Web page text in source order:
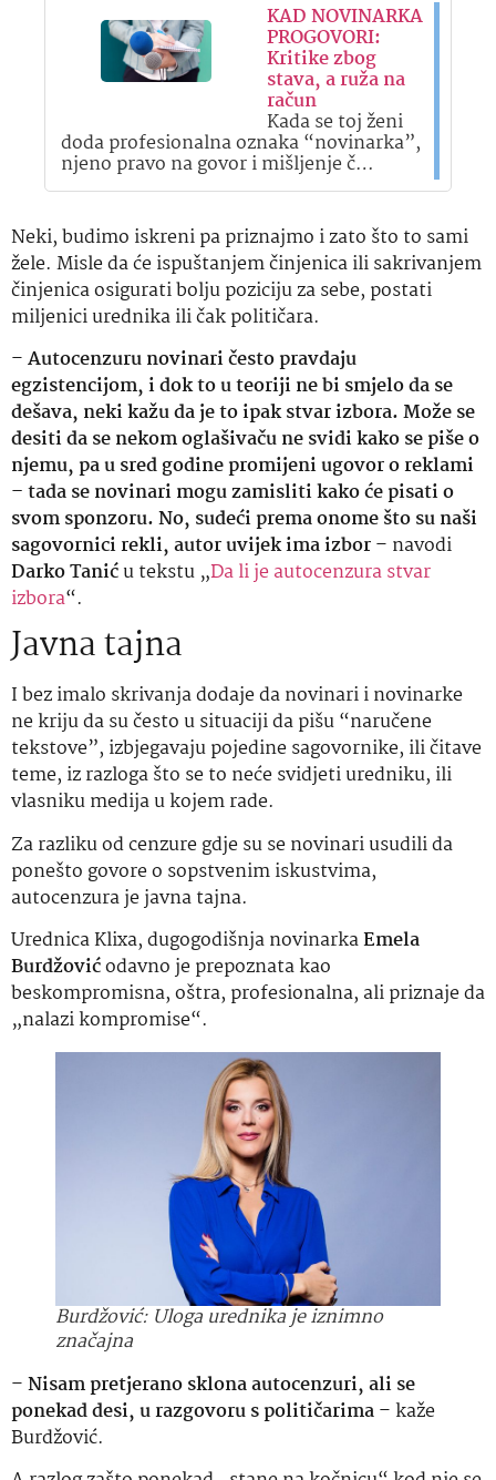
KAD NOVINARKA
PROGOVORI:
Kritike zbog
stava, a ruža na
račun
Kada se toj ženi
doda profesionalna oznaka “novinarka”,
njeno pravo na govor i mišljenje č…
Neki, budimo iskreni pa priznajmo i zato što to sami
žele. Misle da će ispuštanjem činjenica ili sakrivanjem
činjenica osigurati bolju poziciju za sebe, postati
miljenici urednika ili čak političara.
–Autocenzuru novinari često pravdaju
egzistencijom, i dok to u teoriji ne bi smjelo da se
dešava, neki kažu da je to ipak stvar izbora. Može se
desiti da se nekom oglašivaču ne svidi kako se piše o
njemu, pa u sred godine promijeni ugovor o reklami
– tada se novinari mogu zamisliti kako će pisati o
svom sponzoru. No, sudeći prema onome što su naši
sagovornici rekli, autor uvijek ima izbor– navodi
Darko Taniću tekstu „Da li je autocenzura stvar
izbora“.
Javna tajna
I bez imalo skrivanja dodaje da novinari i novinarke
ne kriju da su često u situaciji da pišu “naručene
tekstove”, izbjegavaju pojedine sagovornike, ili čitave
teme, iz razloga što se to neće svidjeti uredniku, ili
vlasniku medija u kojem rade.
Za razliku od cenzure gdje su se novinari usudili da
ponešto govore o sopstvenim iskustvima,
autocenzura je javna tajna.
Urednica Klixa, dugogodišnja novinarkaEmela
Burdžovićodavno je prepoznata kao
beskompromisna, oštra, profesionalna, ali priznaje da
„nalazi kompromise“.
Burdžović: Uloga urednika je iznimno
značajna
–Nisam pretjerano sklona autocenzuri, ali se
ponekad desi, u razgovoru s političarima– kaže
Burdžović.